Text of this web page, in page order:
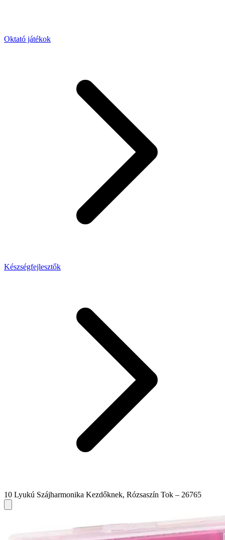
Oktató játékok
Készségfejlesztők
10 Lyukú Szájharmonika Kezdőknek, Rózsaszín Tok – 26765